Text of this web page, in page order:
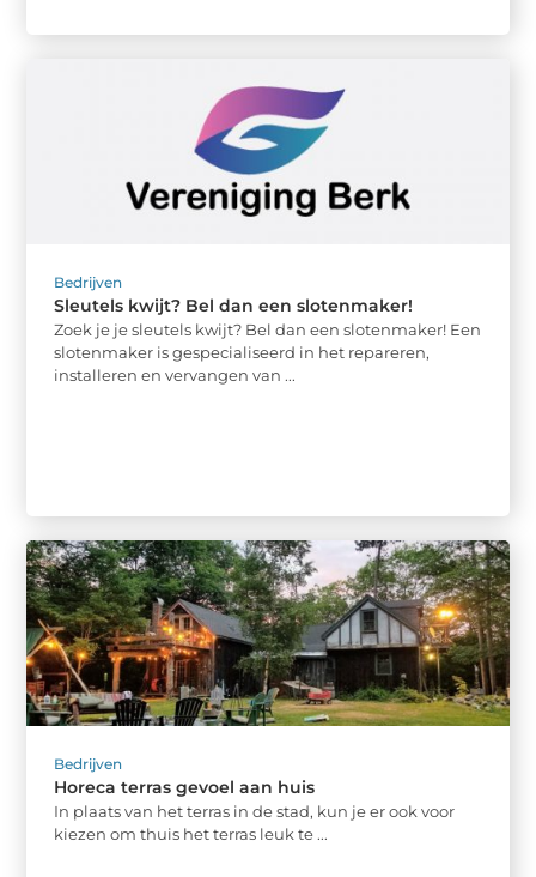
Bedrijven
Sleutels kwijt? Bel dan een slotenmaker!
Zoek je je sleutels kwijt? Bel dan een slotenmaker! Een
slotenmaker is gespecialiseerd in het repareren,
installeren en vervangen van ...
Bedrijven
Horeca terras gevoel aan huis
In plaats van het terras in de stad, kun je er ook voor
kiezen om thuis het terras leuk te ...